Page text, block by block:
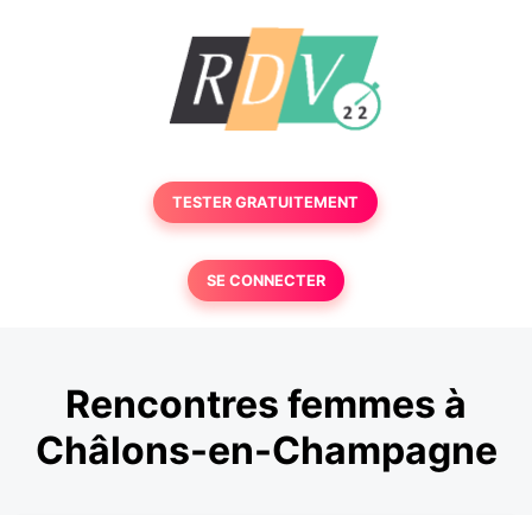
TESTER GRATUITEMENT
SE CONNECTER
Rencontres femmes à
Châlons-en-Champagne